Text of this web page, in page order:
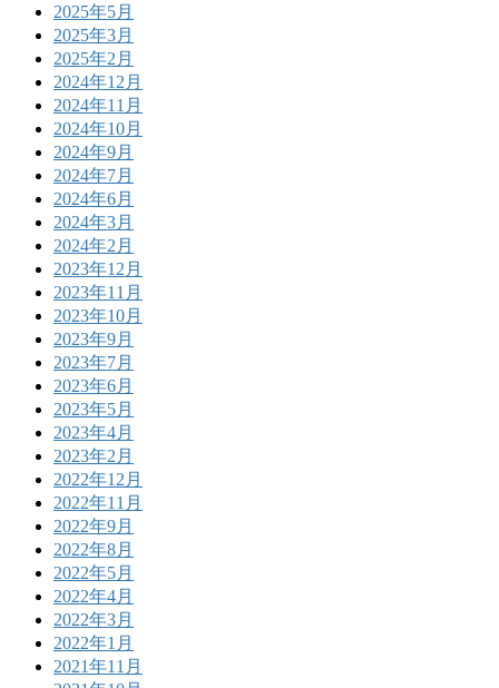
2025年5月
2025年3月
2025年2月
2024年12月
2024年11月
2024年10月
2024年9月
2024年7月
2024年6月
2024年3月
2024年2月
2023年12月
2023年11月
2023年10月
2023年9月
2023年7月
2023年6月
2023年5月
2023年4月
2023年2月
2022年12月
2022年11月
2022年9月
2022年8月
2022年5月
2022年4月
2022年3月
2022年1月
2021年11月